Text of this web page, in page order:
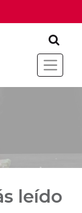
leído